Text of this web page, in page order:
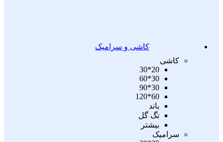
کاشی و سرامیک
کاشی
20*30
30*60
30*90
60*120
باند
تگ گل
بیشتر
سرامیک